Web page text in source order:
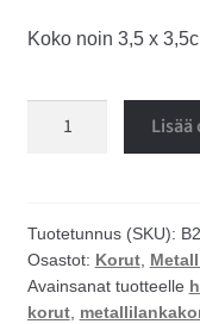
Koko noin 3,5 x
Tuotetunnus (SKU):
Osastot: Korut,
Avainsanat tuotteelle
korut,